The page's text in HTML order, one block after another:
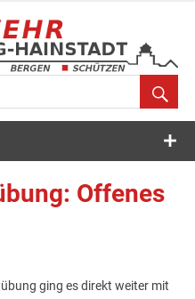
Feuerwehr
Breuberg-
Hainstadt
Offenes
ging es direkt weiter mit